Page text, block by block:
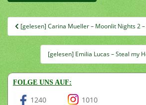
Beitragsnavigation
[gelesen] Carina Mueller – Moonlit Nights 2
[gelesen] Emilia Lucas – Steal my
FOLGE UNS AUF:
1240 1010